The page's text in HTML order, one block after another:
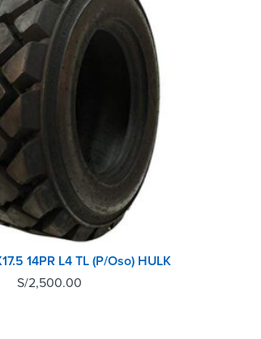
14PR L4 TL (P/Oso) HULK
S/2,500.00